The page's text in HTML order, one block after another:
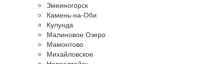
Змеиногорск
Камень-на-Оби
Кулунда
Малиновое Озеро
Мамонтово
Михайловское